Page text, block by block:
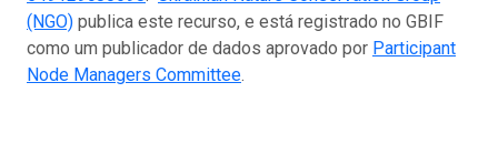
(NGO) publica este recurso, e está registrado no GBIF
como um publicador de dados aprovado por Participant
Node Managers Committee.